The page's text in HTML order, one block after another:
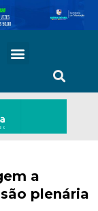
a
plenária